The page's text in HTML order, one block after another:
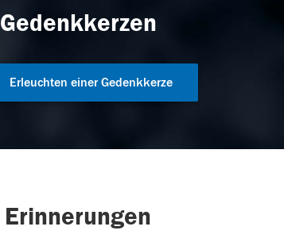
Gedenkkerzen
Erleuchten einer Gedenkkerze
Erinnerungen